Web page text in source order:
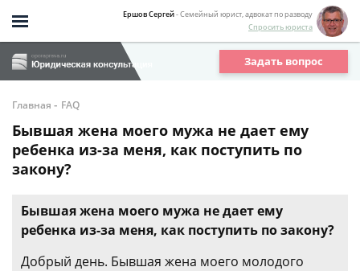
Ершов Сергей- Семейный юрист, адвокат по разводу
Спросить юриста
Задать вопрос
Главная - FAQ
Бывшая жена моего мужа не дает ему
ребенка из-за меня, как поступить по
закону?
Бывшая жена моего мужа не дает ему
ребенка из-за меня, как поступить по закону?
Добрый день. Бывшая жена моего молодого